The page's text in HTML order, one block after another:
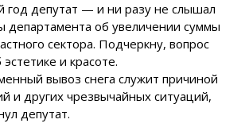
депутат — и ни разу не слышал
департамента об увеличении суммы
сектора. Подчеркну, вопрос
и красоте.
вывоз снега служит причиной
и других чрезвычайных ситуаций,
депутат.